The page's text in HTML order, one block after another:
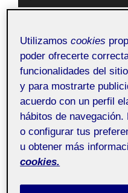
Utilizamoscookies
poder ofrecerte
funcionalidades del
y para mostrarte
acuerdo con un perfil
hábitos de
o configurar tus
u obtener más
cookies.